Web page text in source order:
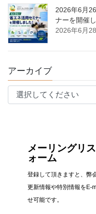
2026年6月
ナーを開催し
2026年6月
アーカイブ
メーリングリ
ォーム
登録して頂きますと、弊
更新情報や特別情報をE-
せ可能です。